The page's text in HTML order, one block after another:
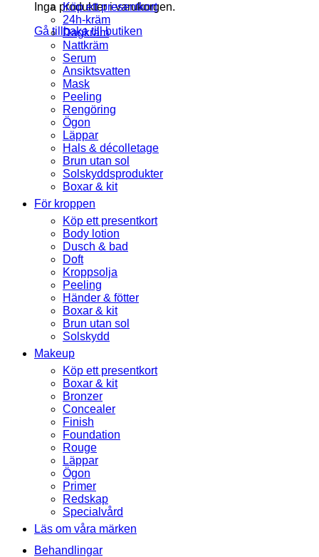
Inga produkter i varukorgen.
Gå tillbaka till butiken
Köp ett presentkort
24h-kräm
Dagkräm
Nattkräm
Serum
Ansiktsvatten
Mask
Peeling
Rengöring
Ögon
Läppar
Hals & décolletage
Brun utan sol
Solskyddsprodukter
Boxar & kit
För kroppen
Köp ett presentkort
Body lotion
Dusch & bad
Doft
Kroppsolja
Peeling
Händer & fötter
Boxar & kit
Brun utan sol
Solskydd
Makeup
Köp ett presentkort
Boxar & kit
Bronzer
Concealer
Finish
Foundation
Rouge
Läppar
Ögon
Primer
Redskap
Specialvård
Läs om våra märken
Behandlingar